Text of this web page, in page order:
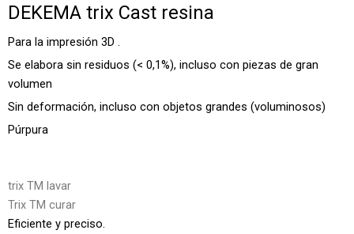
DEKEMA trix Cast resina
Para la impresión 3D .
Se elabora sin residuos (< 0,1%), incluso con piezas de gran
volumen
Sin deformación, incluso con objetos grandes (voluminosos)
Púrpura
trix TM lavar
Trix TM curar
Eficiente y preciso.